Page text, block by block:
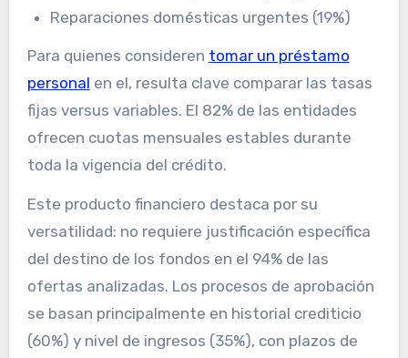
Reparaciones domésticas urgentes (19%)
Para quienes consideren tomar un préstamo
personal en el, resulta clave comparar las tasas
fijas versus variables. El 82% de las entidades
ofrecen cuotas mensuales estables durante
toda la vigencia del crédito.
Este producto financiero destaca por su
versatilidad: no requiere justificación específica
del destino de los fondos en el 94% de las
ofertas analizadas. Los procesos de aprobación
se basan principalmente en historial crediticio
(60%) y nivel de ingresos (35%), con plazos de